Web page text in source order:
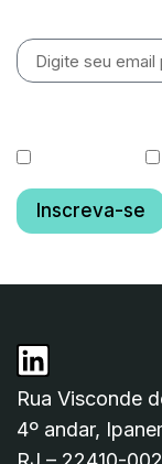
Inscreva-se
Rua Visconde
4º andar,